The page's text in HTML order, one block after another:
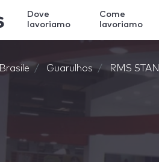
Dove
lavoriamo
Come
lavoriamo
Brasile Guarulhos RMS